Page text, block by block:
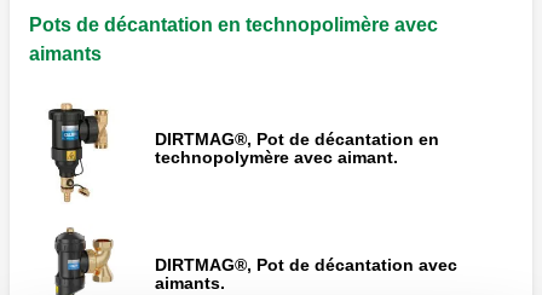
Pots de décantation en technopolimère avec
aimants
DIRTMAG®, Pot de décantation en
technopolymère avec aimant.
DIRTMAG®, Pot de décantation avec
aimants.